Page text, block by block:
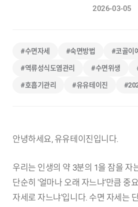
2026-03-05
#수면자세 #숙면방법 #코골이
#역류성식도염관리 #수면위생
#호흡기관리 #유유테이진
안녕하세요, 유유테이진입니다.
우리는 인생의 약 3분의 1을 잠을 자
단순히 '얼마나 오래 자느냐'만큼 중
자세로 자느냐'입니다. 수면 자세는